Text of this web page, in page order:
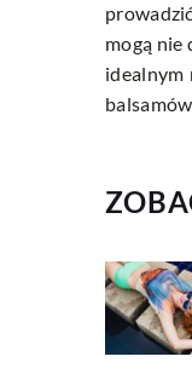
mogą nie
idealnym